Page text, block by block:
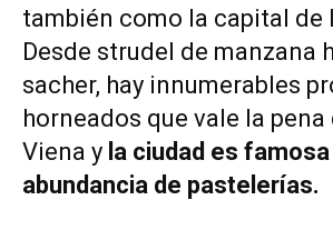
también como la capital de
Desde strudel de manzana
sacher, hay innumerables
horneados que vale la
Viena y la ciudad es
abundancia de pastelerías.